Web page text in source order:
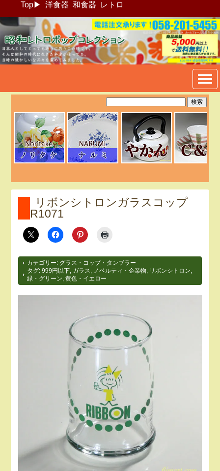
Top▶ 洋食器 和食器 レトロ
昭和レトロポップ食器生活雑
貨通販＠フリマート
リボンシトロンガラスコップ
R1071
カテゴリー: グラス・コップ・タンブラー
タグ:999円以下 ガラス ノベルティ・企業物 リボンシトロン
緑・グリーン ,黄色・イエロー